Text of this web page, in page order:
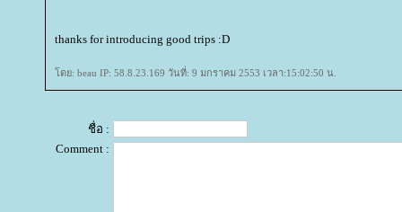
thanks for introducing good trips :D
ดย: beau IP: 58.8.23.169 วันที่: 9 มกราคม 2553 เวลา:15:02:50 น.
ชื่อ :
Comment :